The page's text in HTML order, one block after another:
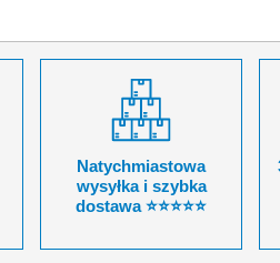
Natychmiastowa
wysyłka i szybka
dostawa ⭐⭐⭐⭐⭐